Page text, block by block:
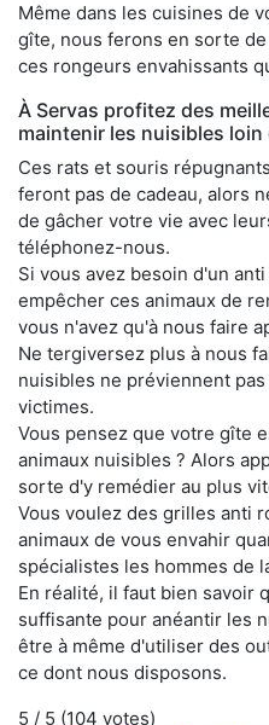
Même dans les cuisines de
gîte, nous ferons en sorte
ces rongeurs envahissants
À Servas profitez des
maintenir les nuisibles loin
Ces rats et souris
feront pas de cadeau, alors
de gâcher votre vie avec
téléphonez-nous.
Si vous avez besoin d'un
empêcher ces animaux de
vous n'avez qu'à nous faire
Ne tergiversez plus à nous
nuisibles ne préviennent
victimes.
Vous pensez que votre gîte
animaux nuisibles ? Alors
sorte d'y remédier au plus
Vous voulez des grilles anti
animaux de vous envahir
spécialistes les hommes de
En réalité, il faut bien savoir
suffisante pour anéantir les
être à même d'utiliser des
ce dont nous disposons.
5 / 5 (104 votes)